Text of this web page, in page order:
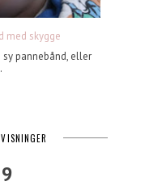
med skygge
pannebånd, eller